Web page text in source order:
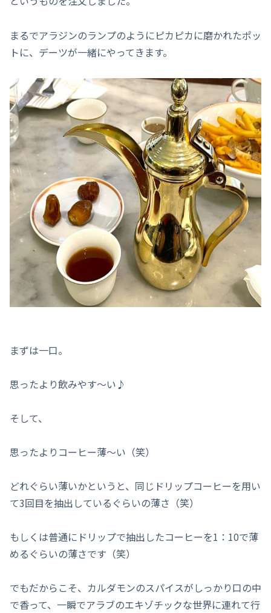
まるでアラジンのランプのようにピカピカに磨かれたポッ
トに、デーツが一緒にやってきます。
まずは一口。
思ったより飲みやす〜い♪
そして、
思ったよりコーヒー薄〜い（笑）
どれぐらい薄いかというと、同じドリップコーヒーを用い
て3回目を抽出しているぐらいの薄さ（笑）
もしくは普通にドリップで抽出したコーヒーを1：10で薄
めるぐらいの薄さです（笑）
でもだからこそ、カルダモンのスパイスがしっかり口の中
で香って、一瞬でアラブのエキゾチックな世界に連れて行